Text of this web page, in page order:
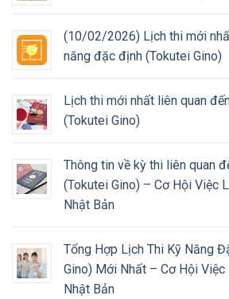
(10/02/2026) Lịch thi mới
năng đặc định (Tokutei Gino)
Lịch thi mới nhất liên quan
(Tokutei Gino)
Thông tin về kỳ thi liên quan
(Tokutei Gino) – Cơ Hội Việc
Nhật Bản
Tổng Hợp Lịch Thi Kỹ Năng
Gino) Mới Nhất – Cơ Hội
Nhật Bản